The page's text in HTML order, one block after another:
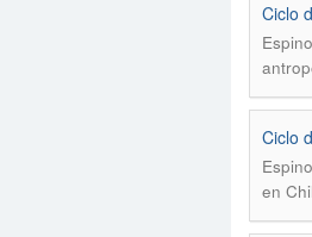
Ciclo
Ciclo
en